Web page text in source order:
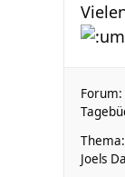
Forum:
Thema:
Joels